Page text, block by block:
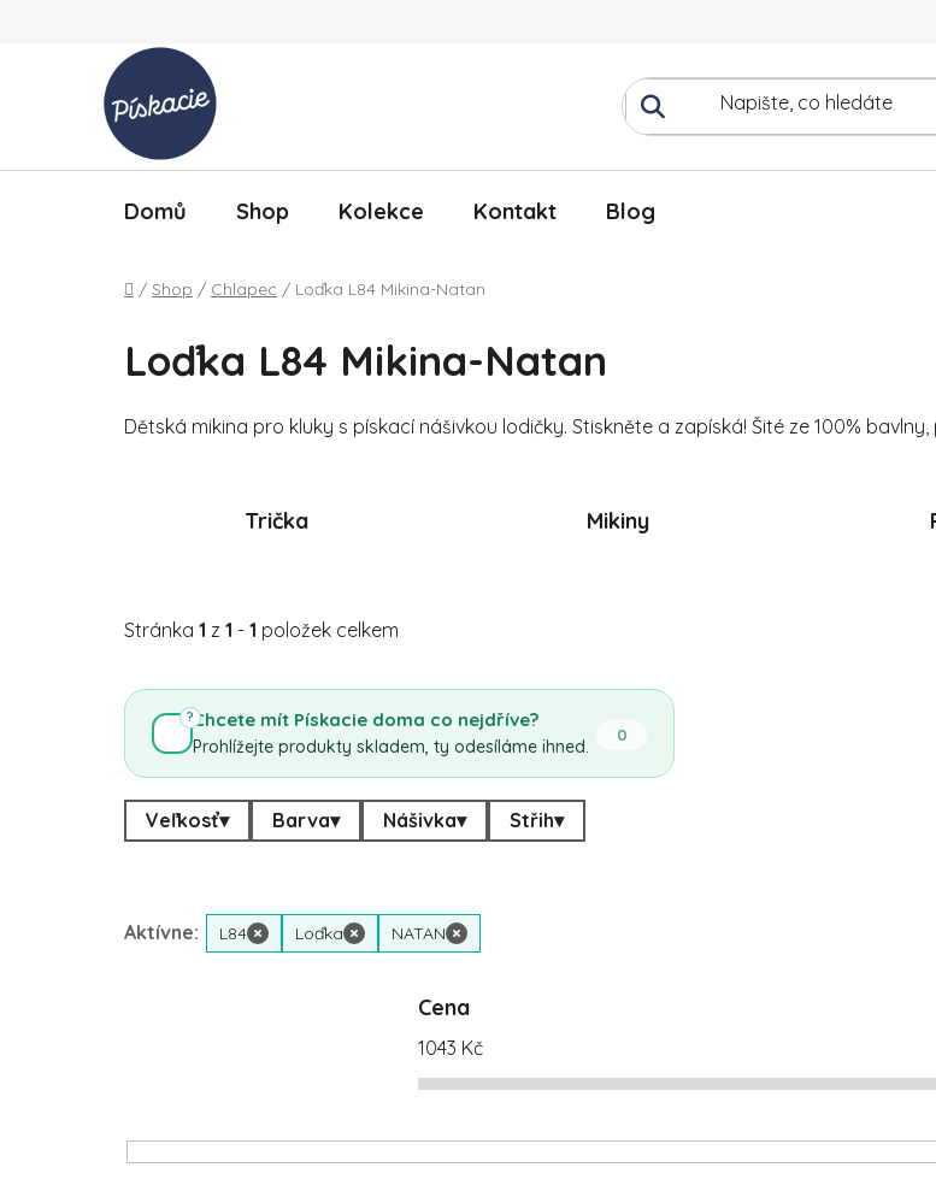
Domů Shop Kolekce Kontakt Blog
Domů
/ Shop / Chlapec / Loďka L84 Mikina-Natan
Loďka L84 Mikina-Natan
Dětská mikina pro kluky s pískací nášivkou lodičky. Stiskněte a zapíská! Šité ze 100%
Trička Mikiny
Stránka 1 z 1 - 1 položek celkem
Chcete mít Pískacie doma co nejdříve?
Prohlížejte produkty skladem, ty odesíláme ihned.
0
?
Veľkosť▾ Barva▾ Nášivka▾ Střih▾
Aktívne: L84 × Loďka × NATAN ×
Cena
1043 Kč